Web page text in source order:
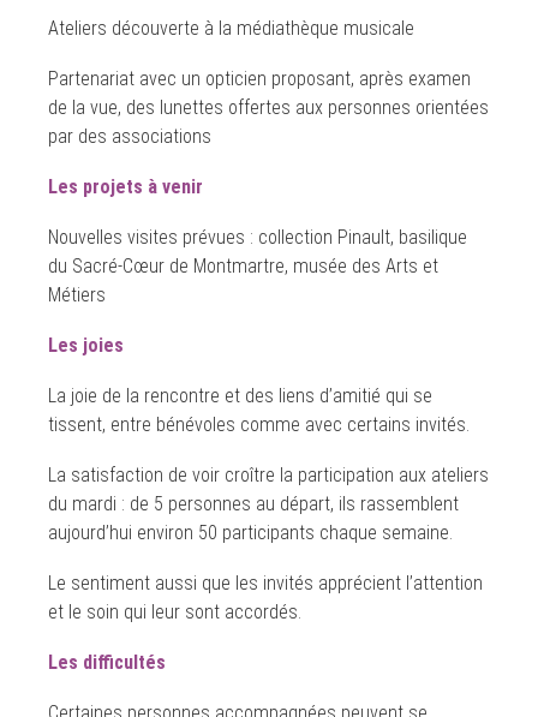
Ateliers découverte à la médiathèque musicale
Partenariat avec un opticien proposant, après examen
de la vue, des lunettes offertes aux personnes orientées
par des associations
Les projets à venir
Nouvelles visites prévues : collection Pinault, basilique
du Sacré-Cœur de Montmartre, musée des Arts et
Métiers
Les joies
La joie de la rencontre et des liens d’amitié qui se
tissent, entre bénévoles comme avec certains invités.
La satisfaction de voir croître la participation aux ateliers
du mardi : de 5 personnes au départ, ils rassemblent
aujourd’hui environ 50 participants chaque semaine.
Le sentiment aussi que les invités apprécient l’attention
et le soin qui leur sont accordés.
Les difficultés